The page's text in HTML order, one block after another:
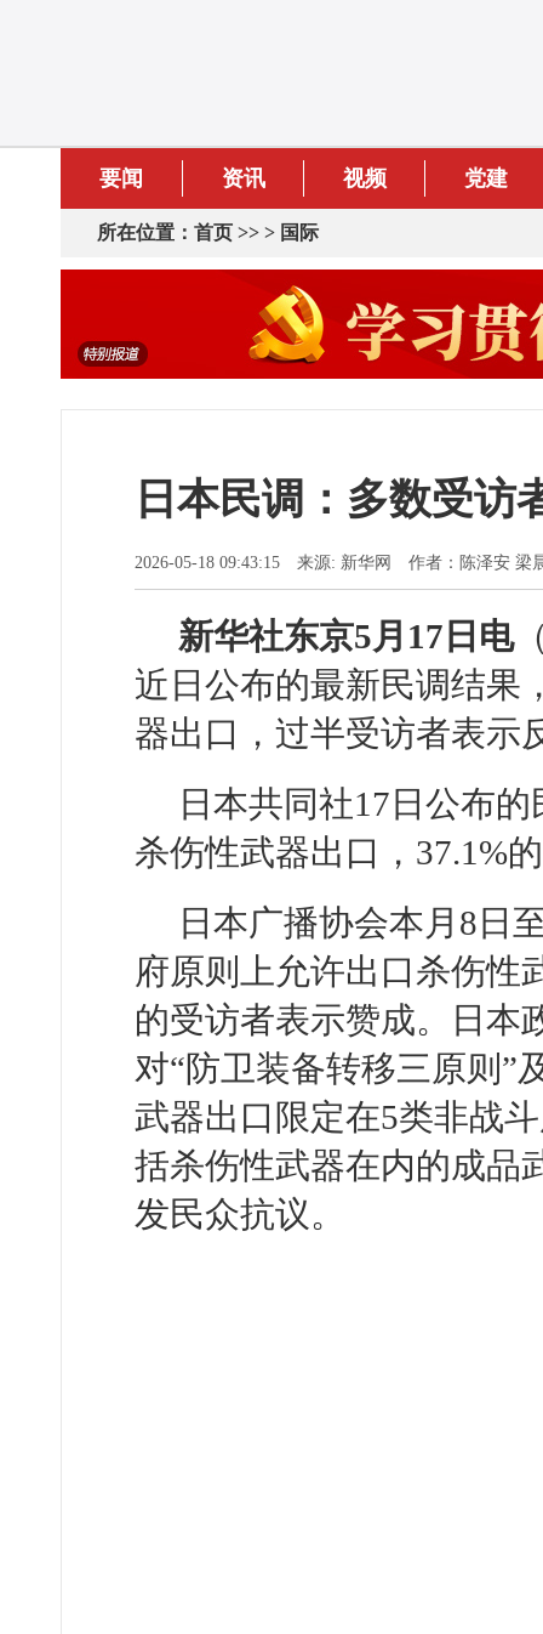
要闻 资讯 视频 党建
所在位置： 首页 >> > 国际
日本民调：多数受访
2026-05-18 09:43:15 来源: 新华网 作者：陈泽安 梁
新华社东京5月17日电
近日公布的最新民调结果
器出口，过半受访者表示
日本共同社17日公布
杀伤性武器出口，37.1%
日本广播协会本月8日
府原则上允许出口杀伤性
的受访者表示赞成。日本
对“防卫装备转移三原则”
武器出口限定在5类非战
括杀伤性武器在内的成品
发民众抗议。